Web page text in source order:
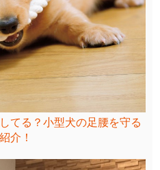
てる？小型犬の足腰を守る
介！